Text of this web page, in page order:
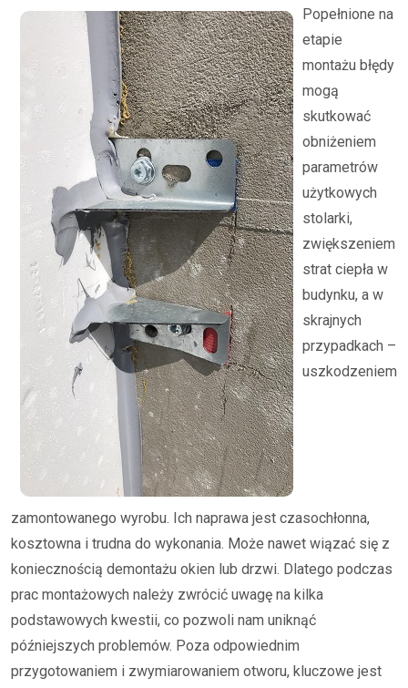
Popełnione na
etapie
montażu błędy
mogą
skutkować
obniżeniem
parametrów
użytkowych
stolarki,
zwiększeniem
strat ciepła w
budynku, a w
skrajnych
przypadkach –
uszkodzeniem
zamontowanego wyrobu. Ich naprawa jest czasochłonna,
kosztowna i trudna do wykonania. Może nawet wiązać się z
koniecznością demontażu okien lub drzwi. Dlatego podczas
prac montażowych należy zwrócić uwagę na kilka
podstawowych kwestii, co pozwoli nam uniknąć
późniejszych problemów. Poza odpowiednim
przygotowaniem i zwymiarowaniem otworu, kluczowe jest